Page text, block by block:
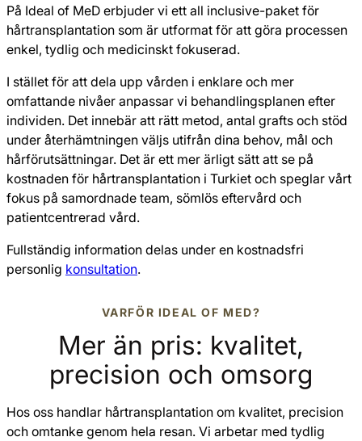
På Ideal of MeD erbjuder vi ett all inclusive-paket för
hårtransplantation som är utformat för att göra processen
enkel, tydlig och medicinskt fokuserad.
I stället för att dela upp vården i enklare och mer
omfattande nivåer anpassar vi behandlingsplanen efter
individen. Det innebär att rätt metod, antal grafts och stöd
under återhämtningen väljs utifrån dina behov, mål och
hårförutsättningar. Det är ett mer ärligt sätt att se på
kostnaden för hårtransplantation i Turkiet och speglar vårt
fokus på samordnade team, sömlös eftervård och
patientcentrerad vård.
Fullständig information delas under en kostnadsfri
personlig konsultation.
VARFÖR IDEAL OF MED?
Mer än pris: kvalitet,
precision och omsorg
Hos oss handlar hårtransplantation om kvalitet, precision
och omtanke genom hela resan. Vi arbetar med tydlig